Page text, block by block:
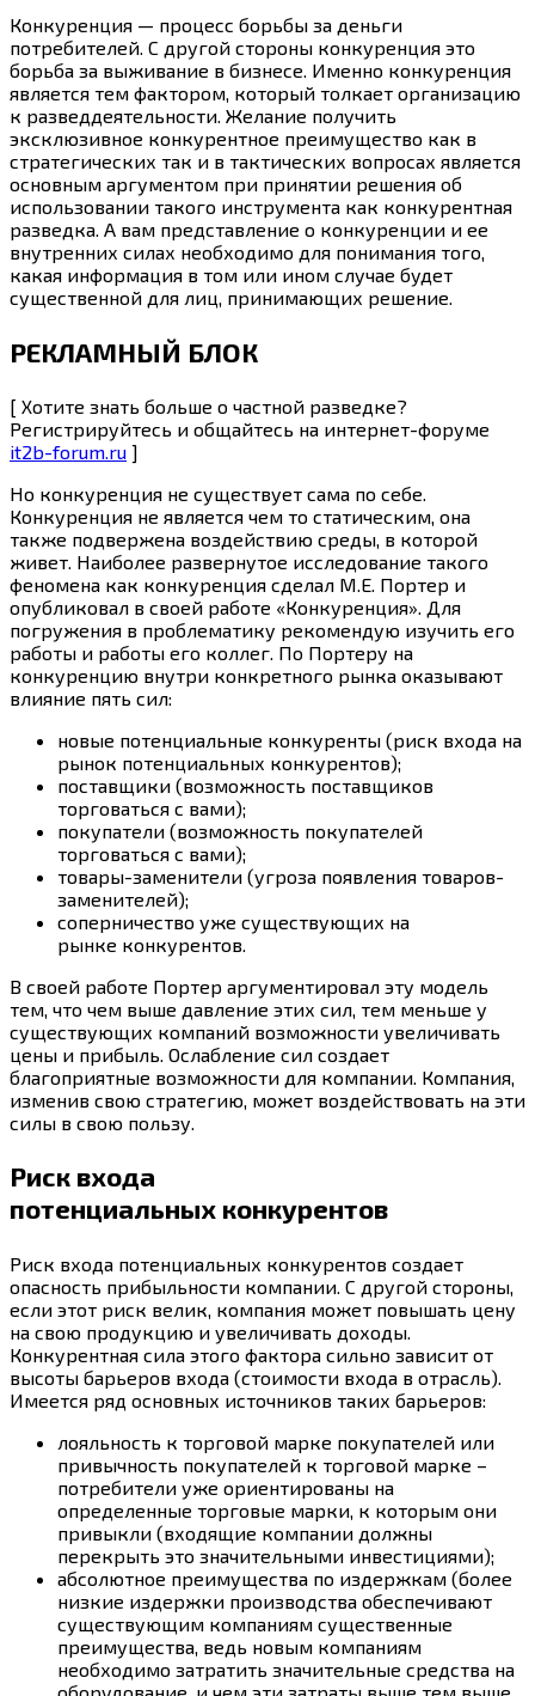
Конкуренция — процесс борьбы за деньги
потребителей. С другой стороны конкуренция это
борьба за выживание в бизнесе. Именно конкуренция
является тем фактором, который толкает организацию
к разведдеятельности. Желание получить
эксклюзивное конкурентное преимущество как в
стратегических так и в тактических вопросах является
основным аргументом при принятии решения об
использовании такого инструмента как конкурентная
разведка. А вам представление о конкуренции и ее
внутренних силах необходимо для понимания того,
какая информация в том или ином случае будет
существенной для лиц, принимающих решение.
РЕКЛАМНЫЙ БЛОК
[ Хотите знать больше о частной разведке?
Регистрируйтесь и общайтесь на интернет-форуме
it2b-forum.ru ]
Но конкуренция не существует сама по себе.
Конкуренция не является чем то статическим, она
также подвержена воздействию среды, в которой
живет. Наиболее развернутое исследование такого
феномена как конкуренция сделал М.Е. Портер и
опубликовал в своей работе «Конкуренция». Для
погружения в проблематику рекомендую изучить его
работы и работы его коллег. По Портеру на
конкуренцию внутри конкретного рынка оказывают
влияние пять сил:
новые потенциальные конкуренты (риск входа на
рынок потенциальных конкурентов);
поставщики (возможность поставщиков
торговаться с вами);
покупатели (возможность покупателей
торговаться с вами);
товары-заменители (угроза появления товаров-
заменителей);
соперничество уже существующих на
рынке конкурентов.
В своей работе Портер аргументировал эту модель
тем, что чем выше давление этих сил, тем меньше у
существующих компаний возможности увеличивать
цены и прибыль. Ослабление сил создает
благоприятные возможности для компании. Компания,
изменив свою стратегию, может воздействовать на эти
силы в свою пользу.
Риск входа
потенциальных конкурентов
Риск входа потенциальных конкурентов создает
опасность прибыльности компании. С другой стороны,
если этот риск велик, компания может повышать цену
на свою продукцию и увеличивать доходы.
Конкурентная сила этого фактора сильно зависит от
высоты барьеров входа (стоимости входа в отрасль).
Имеется ряд основных источников таких барьеров:
лояльность к торговой марке покупателей или
привычность покупателей к торговой марке –
потребители уже ориентированы на
определенные торговые марки, к которым они
привыкли (входящие компании должны
перекрыть это значительными инвестициями);
абсолютное преимущества по издержкам (более
низкие издержки производства обеспечивают
существующим компаниям существенные
преимущества, ведь новым компаниям
необходимо затратить значительные средства на